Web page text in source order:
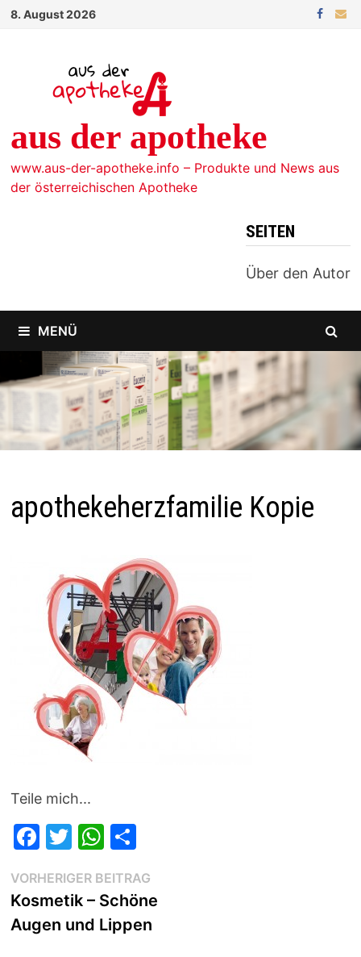
Zum
8. August 2026
aus der apotheke
www.aus-der-apotheke.info – Produkte und News aus
der österreichischen Apotheke
SEITEN
Über den Autor
MENÜ
apothekeherzfamilie Kopie
Teile mich...
F
c
e
b
T
itt
er
W
at
s
A
T
le
n
Beitragsnavigation
VORHERIGER BEITRAGVorheriger
Beitrag:
Kosmetik – Schöne
Augen und Lippen